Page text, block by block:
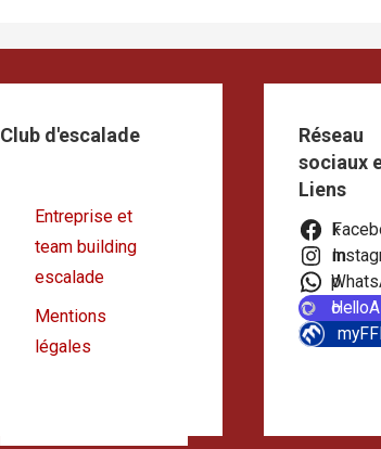
Club d'escalade
Entreprise et
team building
escalade
Mentions
légales
Réseau
sociaux
Liens
Facebook
Instagram
WhatsApp
HelloAsso